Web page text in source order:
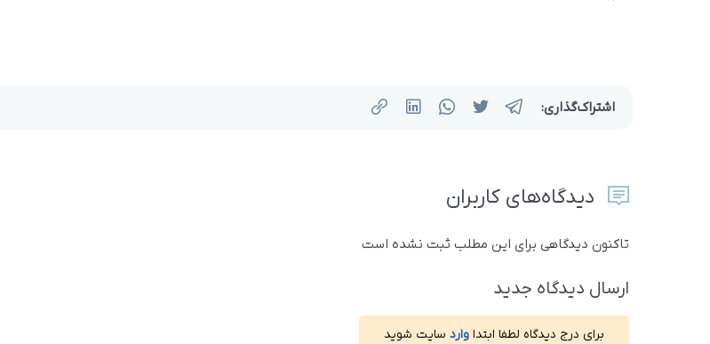
اشتراک‌گذاری:
دیدگاه‌های کاربران
تاکنون دیدگاهی برای این مطلب ثبت نشده است
ارسال دیدگاه جدید
برای درج دیدگاه لطفا ابتدا وارد سایت شوید